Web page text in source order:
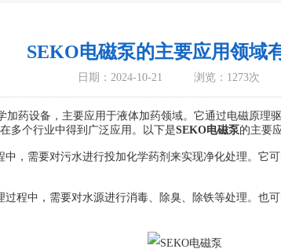
SEKO电磁泵的主要应用领域
日期：2024-10-21 浏览：1273次
药设备，主要应用于液体加药领域。它通过电磁原理
多个行业中得到广泛应用。以下是SEKO电磁泵的主要
需要对污水进行投加化学药剂来实现净化处理。它
中，需要对水源进行消毒、除臭、除铁等处理。也